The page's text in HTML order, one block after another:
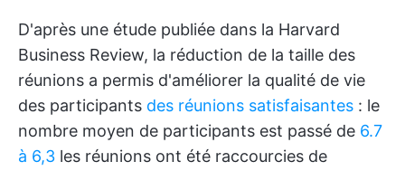
D'après une étude publiée dans la Harvard
Business Review, la réduction de la taille des
réunions a permis d'améliorer la qualité de vie
des participants des réunions satisfaisantes : le
nombre moyen de participants est passé de 6.7
à 6,3 les réunions ont été raccourcies de